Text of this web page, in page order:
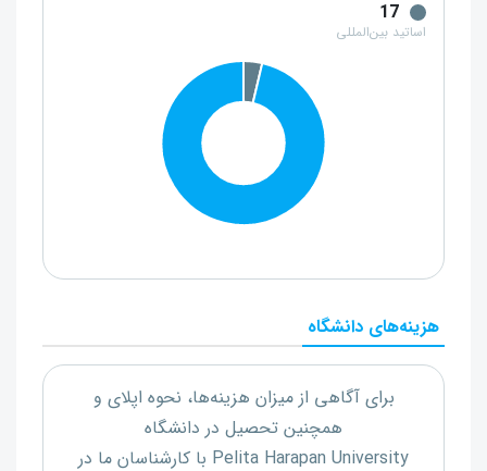
17
اساتید بین‌المللی
هزینه‌های دانشگاه
برای آگاهی از میزان هزینه‌ها، نحوه اپلای و
همچنین تحصیل در دانشگاه
Pelita Harapan University با کارشناسان ما در